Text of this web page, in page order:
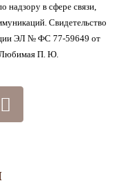
надзору в сфере связи,
Свидетельство
ЭЛ № ФС 77-59649 от
Любимая П. Ю.